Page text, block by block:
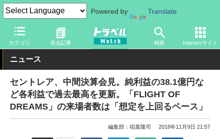
Powered by Translate
カテゴリ 過去記事 検索 Impressサイト
トラベル Watch 地域 国内旅行 中部
ニュース
セントレア、中間決算会見。純利益の38.1億円な
ど各利益で過去最高を更新。「FLIGHT OF
DREAMS」の来場者数は「想定を上回るペース」
編集部：稲葉隆司 2018年11月9日 21:57